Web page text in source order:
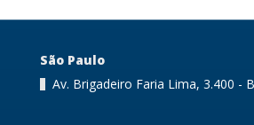
São Paulo
Av. Brigadeiro Faria Lima, 3.400 -